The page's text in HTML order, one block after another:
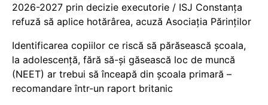
2026-2027 prin decizie executorie / ISJ Constanța
refuză să aplice hotărârea, acuză Asociația Părinților
Identificarea copiilor ce riscă să părăsească școala,
la adolescență, fără să-și găsească loc de muncă
(NEET) ar trebui să înceapă din școala primară –
recomandare într-un raport britanic